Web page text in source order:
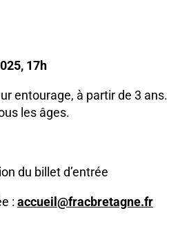
17h
entourage, à partir de 3 ans.
les âges.
du billet d’entrée
: accueil@fracbretagne.fr